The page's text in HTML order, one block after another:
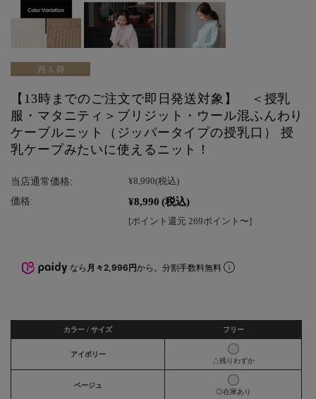
【13時までのご注文で即日発送対象】 ＜授乳
服・マタニティ＞ブリジット・ウール混ふんわり
ケーブルニット（ジッパータイプの授乳口） 授
乳ケープみたいに使えるニット！
当店通常価格: ¥8,990(税込)
価格: ¥8,990 (税込)
[ポイント還元 269ポイント〜]
なら 月々2,996円から。分割手数料無料
カラー / サイズ フリー
アイボリー
△残りわずか
ベージュ
◎在庫あり